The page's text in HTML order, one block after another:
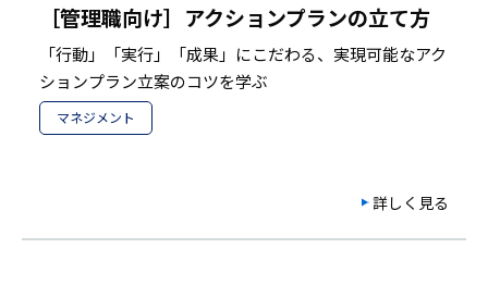
［管理職向け］アクションプランの立て方
「行動」「実行」「成果」にこだわる、実現可能なアク
ションプラン立案のコツを学ぶ
マネジメント
詳しく見る